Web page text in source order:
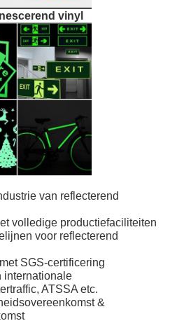
vinyl
van reflecterend
volledige productiefaciliteiten
voor reflecterend
SGS-certificering
internationale
ATSSA etc.
&